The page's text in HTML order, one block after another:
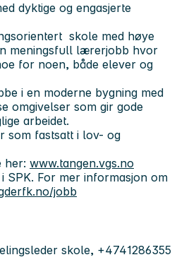
dyktige og engasjerte
​skole med høye
meningsfull lærerjobb hvor
for noen, både elever og
i en moderne bygning med
omgivelser som gir gode
arbeidet.
som fastsatt i lov- og
her: www.tangen.vgs.no
SPK. For mer informasjon om
jobb
skole, +4741286355